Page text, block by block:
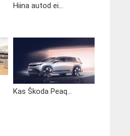
Hiina autod ei...
Kas Škoda Peaq...